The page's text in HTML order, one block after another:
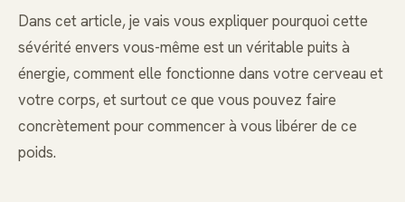
Dans cet article, je vais vous expliquer pourquoi cette
sévérité envers vous-même est un véritable puits à
énergie, comment elle fonctionne dans votre cerveau et
votre corps, et surtout ce que vous pouvez faire
concrètement pour commencer à vous libérer de ce
poids.